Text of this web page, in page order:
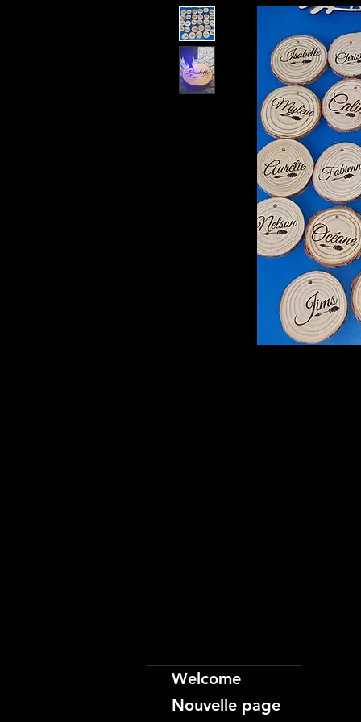
Welcome
Nouvelle page